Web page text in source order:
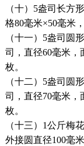
（十）5盎司长方
格80毫米×50毫米
（十一）5盎司圆
司，直径60毫米，
枚。
（十二）5盎司圆
司，直径70毫米，
枚。
（十三）1公斤梅
外接圆直径100毫